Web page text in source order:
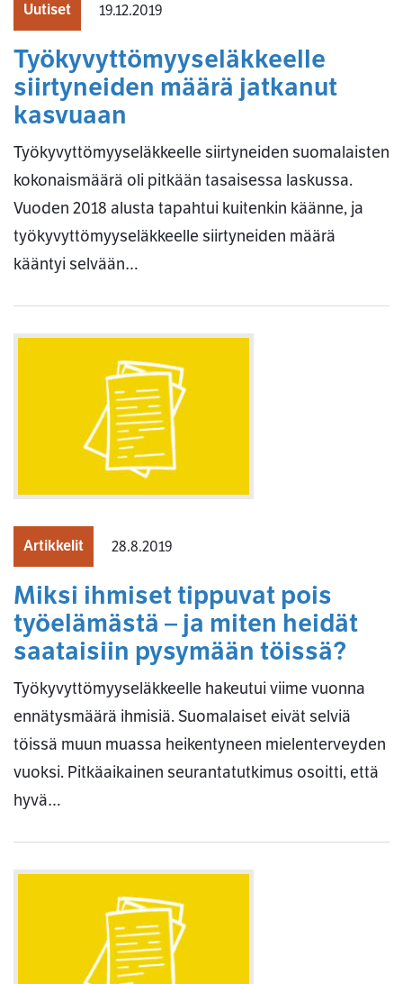
Uutiset 19.12.2019
Työkyvyttömyyseläkkeelle
siirtyneiden määrä jatkanut
kasvuaan
Työkyvyttömyyseläkkeelle siirtyneiden suomalaisten
kokonaismäärä oli pitkään tasaisessa laskussa.
Vuoden 2018 alusta tapahtui kuitenkin käänne, ja
työkyvyttömyyseläkkeelle siirtyneiden määrä
kääntyi selvään…
Artikkelit 28.8.2019
Miksi ihmiset tippuvat pois
työelämästä – ja miten heidät
saataisiin pysymään töissä?
Työkyvyttömyyseläkkeelle hakeutui viime vuonna
ennätysmäärä ihmisiä. Suomalaiset eivät selviä
töissä muun muassa heikentyneen mielenterveyden
vuoksi. Pitkäaikainen seurantatutkimus osoitti, että
hyvä…